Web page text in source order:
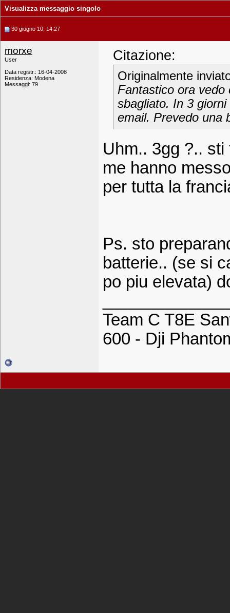
Visualizza messaggio singolo
30 giugno 10, 14:27
morxe
User
Data registr.: 16-04-2008
Residenza: Modena
Messaggi: 79
Citazione:
Originalmente
Fantastico ora vedo
sbagliato. In 3
email. Prevedo una
Uhm.. 3gg ?..
me hanno
per tutta la
Ps. sto
batterie.. (se si
po piu elevata)
Team C T8E
600 - Dji